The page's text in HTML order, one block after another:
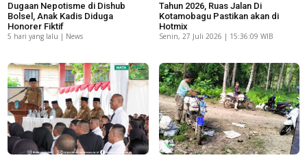
Dugaan Nepotisme di Dishub
Bolsel, Anak Kadis Diduga
Honorer Fiktif
5 hari yang lalu | News
Tahun 2026, Ruas Jalan Di
Kotamobagu Pastikan akan di
Hotmix
Senin, 27 Juli 2026 | 15:36:09 WIB